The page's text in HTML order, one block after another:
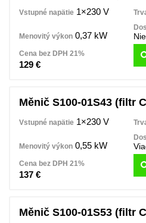
1×230 V
0,37 kW
129 €
Měnič S100-01S43 (filtr
1×230 V
0,55 kW
137 €
Měnič S100-01S53 (filtr